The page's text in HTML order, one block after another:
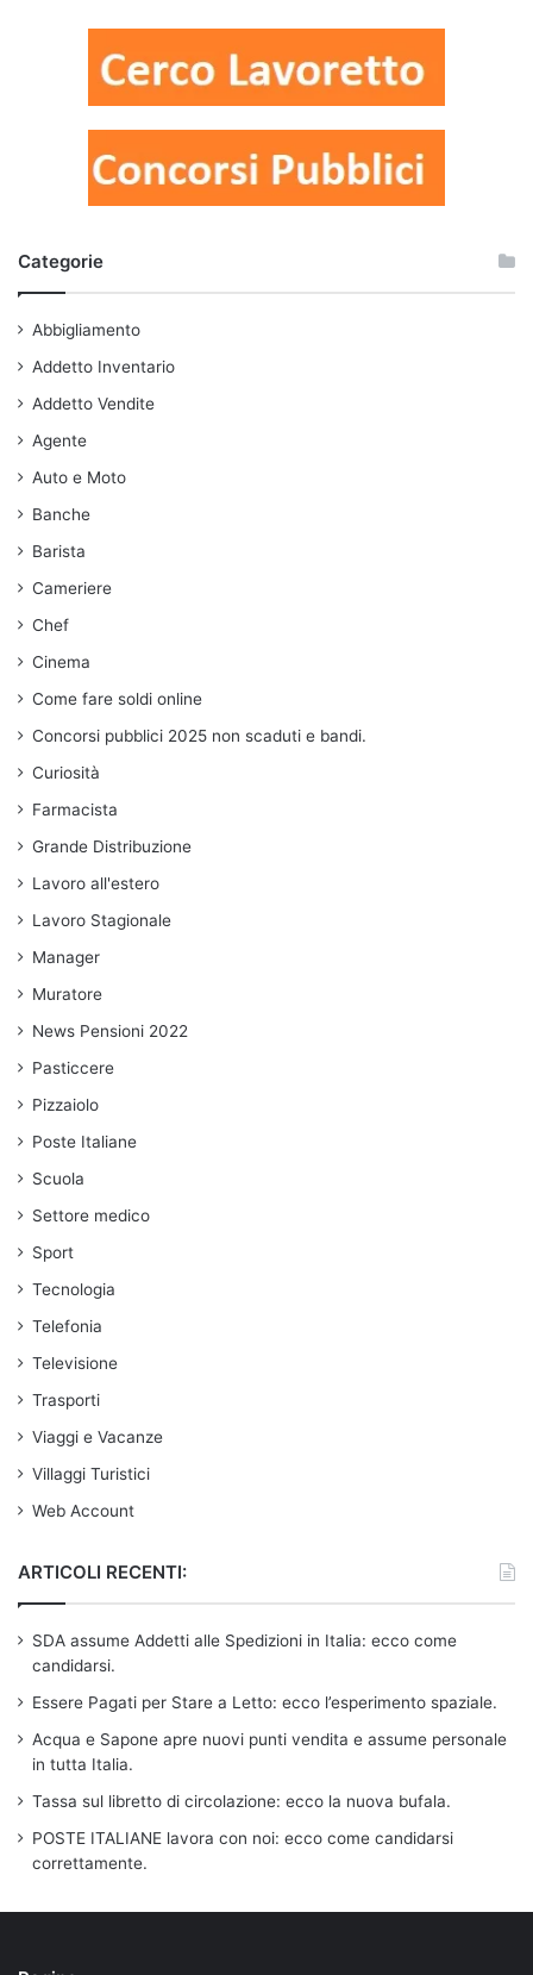
Categorie
Abbigliamento
Addetto Inventario
Addetto Vendite
Agente
Auto e Moto
Banche
Barista
Cameriere
Chef
Cinema
Come fare soldi online
Concorsi pubblici 2025 non scaduti e bandi.
Curiosità
Farmacista
Grande Distribuzione
Lavoro all'estero
Lavoro Stagionale
Manager
Muratore
News Pensioni 2022
Pasticcere
Pizzaiolo
Poste Italiane
Scuola
Settore medico
Sport
Tecnologia
Telefonia
Televisione
Trasporti
Viaggi e Vacanze
Villaggi Turistici
Web Account
ARTICOLI RECENTI:
SDA assume Addetti alle Spedizioni in Italia: ecco come
candidarsi.
Essere Pagati per Stare a Letto: ecco l’esperimento spaziale.
Acqua e Sapone apre nuovi punti vendita e assume personale
in tutta Italia.
Tassa sul libretto di circolazione: ecco la nuova bufala.
POSTE ITALIANE lavora con noi: ecco come candidarsi
correttamente.